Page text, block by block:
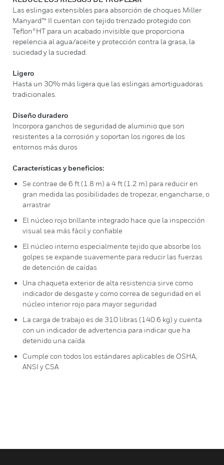
Las eslingas extensibles para absorción de choques Miller
Manyard™ II cuentan con tejido trenzado protegido con
Teflon®HT para un acabado invisible que proporciona
repelencia al agua/aceite y protección contra la grasa, la
suciedad y la suciedad.
Ligero
Hasta un 30% más ligera que las eslingas amortiguadoras
tradicionales.
Diseño duradero
Incorpora ganchos de seguridad de aluminio que son
resistentes a la corrosión y soportan los rigores de los
entornos más duros
Características y beneficios:
Se contrae de 6 ft (1.8 m) a 4 ft (1.2 m) para reducir en
gran medida las posibilidades de tropezar, engancharse, o
arrastrar
El núcleo rojo brillante integrado hace que la inspección
visual sea más fácil y confiable
El núcleo interno especialmente tejido que absorbe los
golpes se expande suavemente para reducir las fuerzas
de detención de caídas
Una chaqueta exterior de alta resistencia sirve como
indicador de desgaste y como correa de seguridad en el
núcleo interior rojo para mayor seguridad
La carga de trabajo es de 310 libras (140.6 kg) y cuenta
con un indicador de advertencia para indicar que ha
detenido una caída
Cumple con todos los estándares aplicables de OSHA,
ANSI y CSA